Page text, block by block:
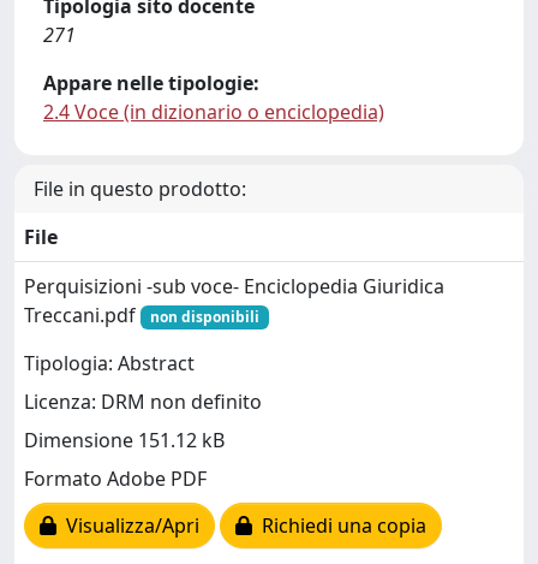
Tipologia sito docente
271
Appare nelle tipologie:
2.4 Voce (in dizionario o enciclopedia)
File in questo prodotto:
File
Perquisizioni -sub voce- Enciclopedia Giuridica
Treccani.pdf
non disponibili
Tipologia: Abstract
Licenza: DRM non definito
Dimensione 151.12 kB
Formato Adobe PDF
Visualizza/Apri
Richiedi una copia